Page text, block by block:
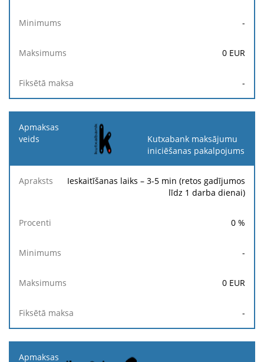
-
0 EUR
-
Kutxabank maksājumu
iniciēšanas pakalpojums
Ieskaitīšanas laiks – 3-5 min (retos gadījumos
līdz 1 darba dienai)
0 %
-
0 EUR
-